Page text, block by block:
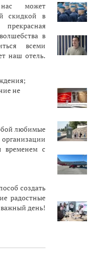
может
скидкой в
в
всеми
наш отель.
не
любимые
временем с
создать
радостные
важный день!